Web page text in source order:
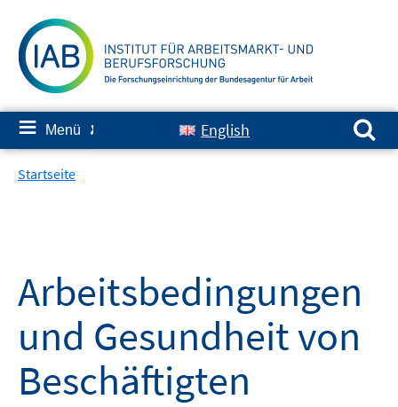
zum
Inhalt
≡ Menü ✘ English
Suchen nach:
Startseite
Arbeitsbedingungen
und Gesundheit von
Beschäftigten